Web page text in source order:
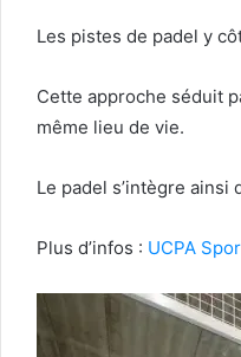
Les pistes de padel y
Cette approche séduit
même lieu de vie.
Le padel s’intègre
Plus d’infos : UCPA